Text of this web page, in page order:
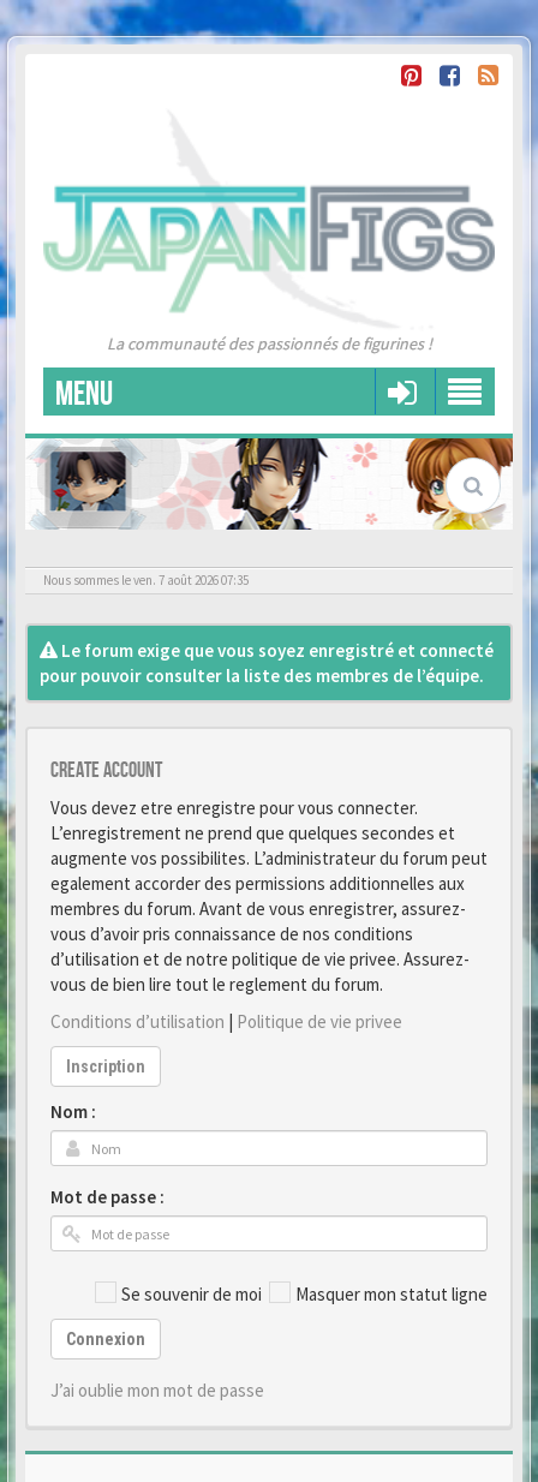
La communauté des passionnés de figurines !
MENU
Nous sommes le ven. 7 août 2026 07:35
Le forum exige que vous soyez enregistré et connecté
pour pouvoir consulter la liste des membres de l’équipe.
Create account
Vous devez etre enregistre pour vous connecter.
L’enregistrement ne prend que quelques secondes et
augmente vos possibilites. L’administrateur du forum peut
egalement accorder des permissions additionnelles aux
membres du forum. Avant de vous enregistrer, assurez-
vous d’avoir pris connaissance de nos conditions
d’utilisation et de notre politique de vie privee. Assurez-
vous de bien lire tout le reglement du forum.
Conditions d’utilisation | Politique de vie privee
Inscription
Nom :
Mot de passe :
Se souvenir de moi Masquer mon statut ligne
Connexion
J’ai oublie mon mot de passe